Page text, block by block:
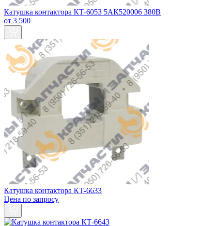
Катушка контактора КТ-6053 5АК520006 380В
от 3 500
Катушка контактора КТ-6633
Цена по запросу